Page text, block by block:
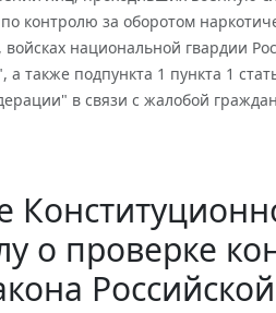
контролю за оборотом
национальной гвардии
также подпункта 1 пункта 1
в связи с жалобой
о проверке